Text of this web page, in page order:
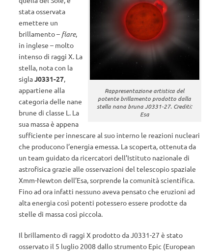
Rappresentazione artistica del
potente brillamento prodotto dalla
stella nana bruna J0331-27. Crediti:
Esa
stata osservata
emettere un
brillamento – flare,
in inglese – molto
intenso di raggi X. La
stella, nota con la
siglaJ0331-27,
appartiene alla
categoria delle nane
brune di classe L. La
sua massa è appena
sufficiente per innescare al suo interno le reazioni nucleari
che producono l’energia emessa. La scoperta, ottenuta da
un team guidato da ricercatori dell’Istituto nazionale di
astrofisica grazie alle osservazioni del telescopio spaziale
Xmm-Newton dell’Esa, sorprende la comunità scientifica.
Fino ad ora infatti nessuno aveva pensato che eruzioni ad
alta energia così potenti potessero essere prodotte da
stelle di massa così piccola.
Il brillamento di raggi X prodotto da J0331-27 è stato
osservato il 5 luglio 2008 dallo strumento Epic (European